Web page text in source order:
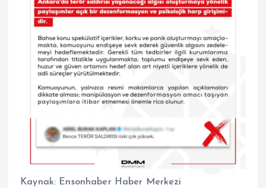
Kaynak: Ensonhaber Haber Merkezi